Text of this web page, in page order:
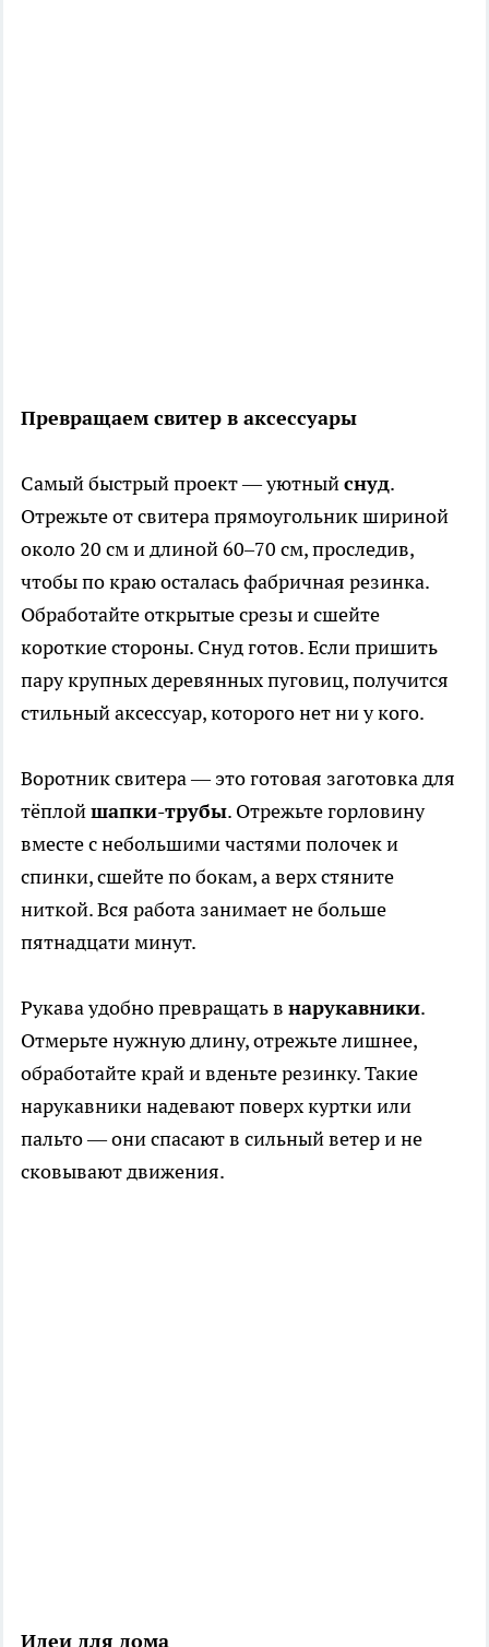
Превращаем свитер в аксессуары
Самый быстрый проект — уютныйснуд.
Отрежьте от свитера прямоугольник шириной
около 20 см и длиной 60–70 см, проследив,
чтобы по краю осталась фабричная резинка.
Обработайте открытые срезы и сшейте
короткие стороны. Снуд готов. Если пришить
пару крупных деревянных пуговиц, получится
стильный аксессуар, которого нет ни у кого.
Воротник свитера — это готовая заготовка для
тёплойшапки-трубы. Отрежьте горловину
вместе с небольшими частями полочек и
спинки, сшейте по бокам, а верх стяните
ниткой. Вся работа занимает не больше
пятнадцати минут.
Рукава удобно превращать в нарукавники.
Отмерьте нужную длину, отрежьте лишнее,
обработайте край и вденьте резинку. Такие
нарукавники надевают поверх куртки или
пальто — они спасают в сильный ветер и не
сковывают движения.
Идеи для дома